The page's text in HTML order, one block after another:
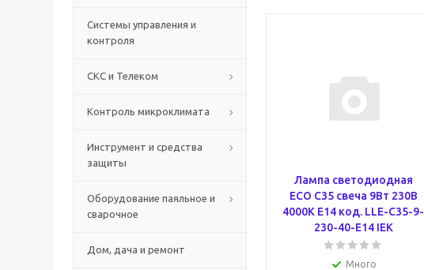
Системы управления и
контроля
СКС и Телеком
Контроль микроклимата
Инструмент и средства
защиты
Оборудование паяльное и
сварочное
Дом, дача и ремонт
Лампа светодиодная
ECO C35 свеча 9Вт 230В
4000К E14 код. LLE-C35-9-
230-40-E14 IEK
Много